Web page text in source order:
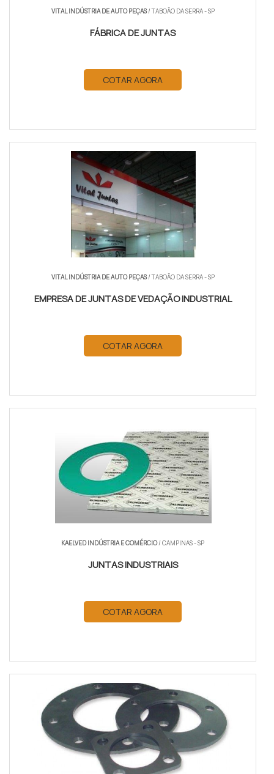
VITAL INDÚSTRIA DE AUTO PEÇAS/ TABOÃO DA SERRA - SP
FÁBRICA DE JUNTAS
COTAR AGORA
VITAL INDÚSTRIA DE AUTO PEÇAS/ TABOÃO DA SERRA - SP
EMPRESA DE JUNTAS DE VEDAÇÃO INDUSTRIAL
COTAR AGORA
KAELVED INDÚSTRIA E COMÉRCIO/ CAMPINAS - SP
JUNTAS INDUSTRIAIS
COTAR AGORA